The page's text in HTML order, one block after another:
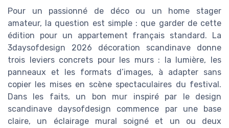
Pour un passionné de déco ou un home stager
amateur, la question est simple : que garder de cette
édition pour un appartement français standard. La
3daysofdesign 2026 décoration scandinave donne
trois leviers concrets pour les murs : la lumière, les
panneaux et les formats d’images, à adapter sans
copier les mises en scène spectaculaires du festival.
Dans les faits, un bon mur inspiré par le design
scandinave daysofdesign commence par une base
claire, un éclairage mural soigné et un ou deux